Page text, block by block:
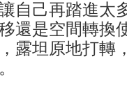
自己再踏進太
還是空間轉換
露坦原地打轉